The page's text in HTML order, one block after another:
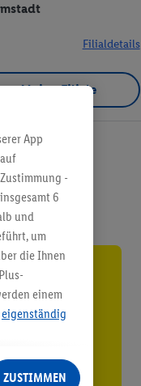
Filialdetails
Meine Filiale
App
-
6
und
um
die Ihnen
einem
eigenständig
Ihr
ZUSTIMMEN